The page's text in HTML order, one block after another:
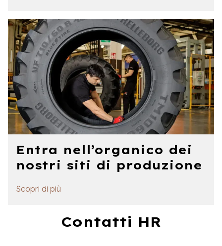
Entra nell’organico dei
nostri siti di produzione
Scopri di più
Contatti HR